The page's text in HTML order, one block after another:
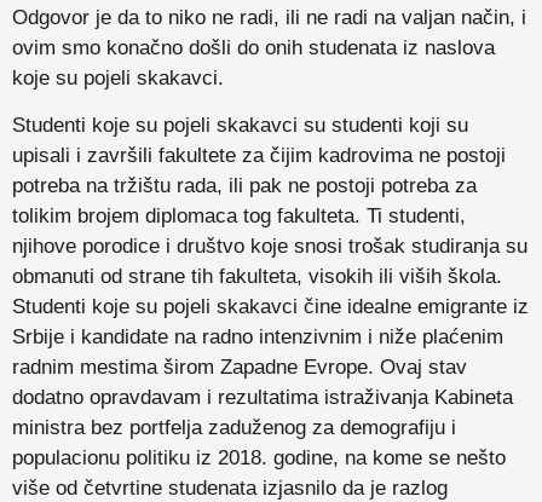
Odgovor je da to niko ne radi, ili ne radi na valjan način, i
ovim smo konačno došli do onih studenata iz naslova
koje su pojeli skakavci.
Studenti koje su pojeli skakavci su studenti koji su
upisali i završili fakultete za čijim kadrovima ne postoji
potreba na tržištu rada, ili pak ne postoji potreba za
tolikim brojem diplomaca tog fakulteta. Ti studenti,
njihove porodice i društvo koje snosi trošak studiranja su
obmanuti od strane tih fakulteta, visokih ili viših škola.
Studenti koje su pojeli skakavci čine idealne emigrante iz
Srbije i kandidate na radno intenzivnim i niže plaćenim
radnim mestima širom Zapadne Evrope. Ovaj stav
dodatno opravdavam i rezultatima istraživanja Kabineta
ministra bez portfelja zaduženog za demografiju i
populacionu politiku iz 2018. godine, na kome se nešto
više od četvrtine studenata izjasnilo da je razlog